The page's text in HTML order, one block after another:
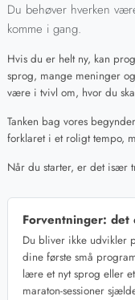
Du behøver hverken
komme i gang.
Hvis du er helt ny, kan
sprog, mange meninger
være i tvivl om, hvor du
Tanken bag vores
forklaret i et roligt tempo,
Når du starter, er det især
Forventninger:
Du bliver ikke udvikler
dine første små
lære et nyt sprog eller
maraton-sessioner